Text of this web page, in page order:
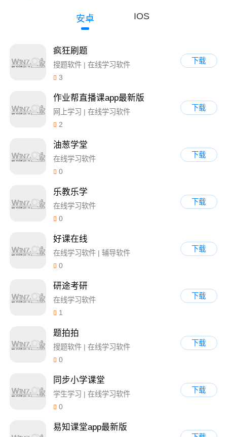
安卓 IOS
疯狂刷题
搜题软件 | 在线学习软件
3
下载
作业帮直播课app最新版
网上学习 | 在线学习软件
2
下载
油葱学堂
在线学习软件
0
下载
乐教乐学
在线学习软件
0
下载
好课在线
在线学习软件 | 辅导软件
0
下载
研途考研
在线学习软件
1
下载
题拍拍
搜题软件 | 在线学习软件
0
下载
同步小学课堂
学生学习 | 在线学习软件
0
下载
易知课堂app最新版